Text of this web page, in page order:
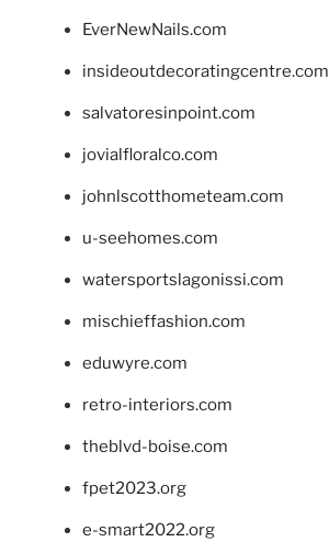
EverNewNails.com
insideoutdecoratingcentre.com
salvatoresinpoint.com
jovialfloralco.com
johnlscotthometeam.com
u-seehomes.com
watersportslagonissi.com
mischieffashion.com
eduwyre.com
retro-interiors.com
theblvd-boise.com
fpet2023.org
e-smart2022.org